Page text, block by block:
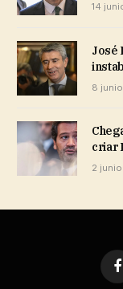
14
José
8
criar
2